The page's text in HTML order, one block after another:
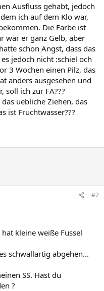
Ausfluss gehabt, jedoch
ich auf dem Klo war,
Die Farbe ist
war er ganz Gelb, aber
schon Angst, dass das
jedoch nicht :schiel och
3 Wochen einen Pilz, das
anders ausgesehen und
soll ich zur FA???
uebliche Ziehen, das
ist Fruchtwasser???
#2
kleine weiße Fussel
schwallartig abgehen...
SS. Hast du
?